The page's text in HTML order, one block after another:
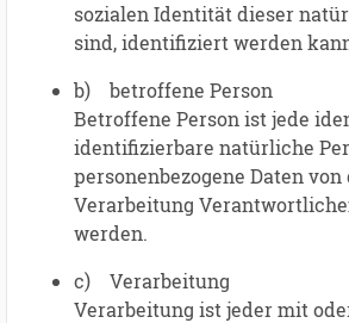
sozialen Identität dieser
sind, identifiziert werden
b) betroffene Person
Betroffene Person ist jede
identifizierbare natürliche
personenbezogene Daten
Verarbeitung
werden.
c) Verarbeitung
Verarbeitung ist jeder mit